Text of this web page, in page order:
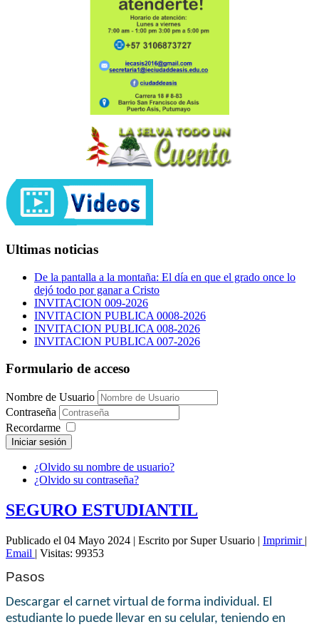
Ultimas noticias
De la pantalla a la montaña: El día en que el grado once lo
dejó todo por ganar a Cristo
INVITACION 009-2026
INVITACION PUBLICA 0008-2026
INVITACION PUBLICA 008-2026
INVITACION PUBLICA 007-2026
Formulario de acceso
Nombre de Usuario
Contraseña
Recordarme
Iniciar sesión
¿Olvido su nombre de usuario?
¿Olvido su contraseña?
SEGURO ESTUDIANTIL
Publicado el 04 Mayo 2024 | Escrito por Super Usuario | Imprimir |
Email | Visitas: 99353
Pasos
Descargar el carnet virtual de forma individual. El
estudiante lo puede llevar en su celular, teniendo en